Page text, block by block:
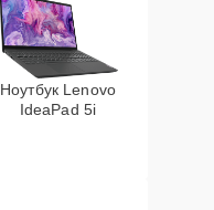
Ноутбук Lenovo
IdeaPad 5i